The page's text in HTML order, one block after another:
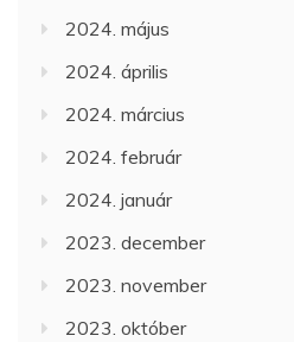
2024. május
2024. április
2024. március
2024. február
2024. január
2023. december
2023. november
2023. október